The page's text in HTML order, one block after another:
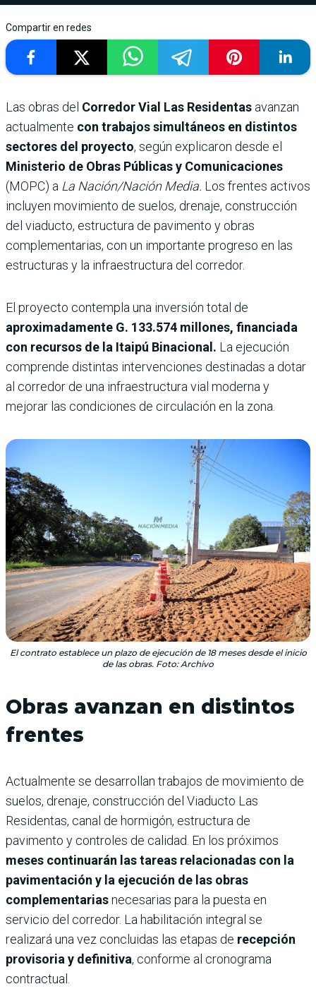
Compartir en redes
Las obras del Corredor Vial Las Residentas avanzan
actualmente con trabajos simultáneos en distintos
sectores del proyecto, según explicaron desde el
Ministerio de Obras Públicas y Comunicaciones
(MOPC) a La Nación/Nación Media. Los frentes activos
incluyen movimiento de suelos, drenaje, construcción
del viaducto, estructura de pavimento y obras
complementarias, con un importante progreso en las
estructuras y la infraestructura del corredor.
El proyecto contempla una inversión total de
aproximadamente G. 133.574 millones, financiada
con recursos de la Itaipú Binacional. La ejecución
comprende distintas intervenciones destinadas a dotar
al corredor de una infraestructura vial moderna y
mejorar las condiciones de circulación en la zona.
El contrato establece un plazo de ejecución de 18 meses desde el inicio
de las obras. Foto: Archivo
Obras avanzan en distintos
frentes
Actualmente se desarrollan trabajos de movimiento de
suelos, drenaje, construcción del Viaducto Las
Residentas, canal de hormigón, estructura de
pavimento y controles de calidad. En los próximos
meses continuarán las tareas relacionadas con la
pavimentación y la ejecución de las obras
complementariasnecesarias para la puesta en
servicio del corredor. La habilitación integral se
realizará una vez concluidas las etapas de recepción
provisoria y definitiva, conforme al cronograma
contractual.